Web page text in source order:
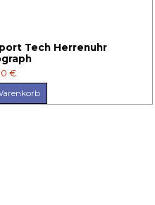
Tech Herrenuhr
€